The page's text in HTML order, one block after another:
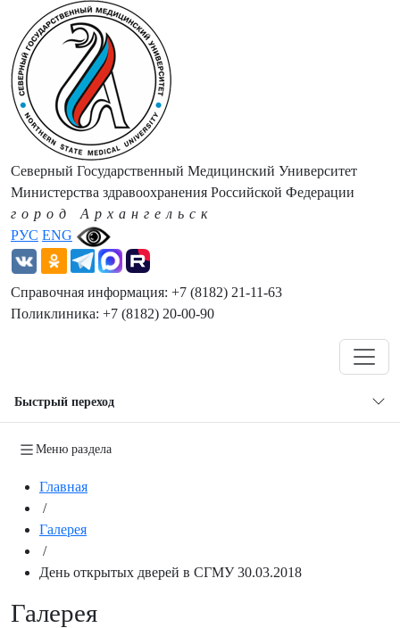
РУС ENG
Северный Государственный Медицинский Университет
Министерства здравоохранения Российской Федерации
город Архангельск
Справочная информация: +7 (8182) 21-11-63
Поликлиника: +7 (8182) 20-00-90
Быстрый переход
Меню раздела
Главная
/
Галерея
/
День открытых дверей в СГМУ 30.03.2018
Галерея